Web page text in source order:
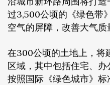
过3,500公顷的《绿色带
空气的屏障，改善大气质
在300公顷的土地上，将
区域，其中包括住宅、
按照国际《绿色城市》